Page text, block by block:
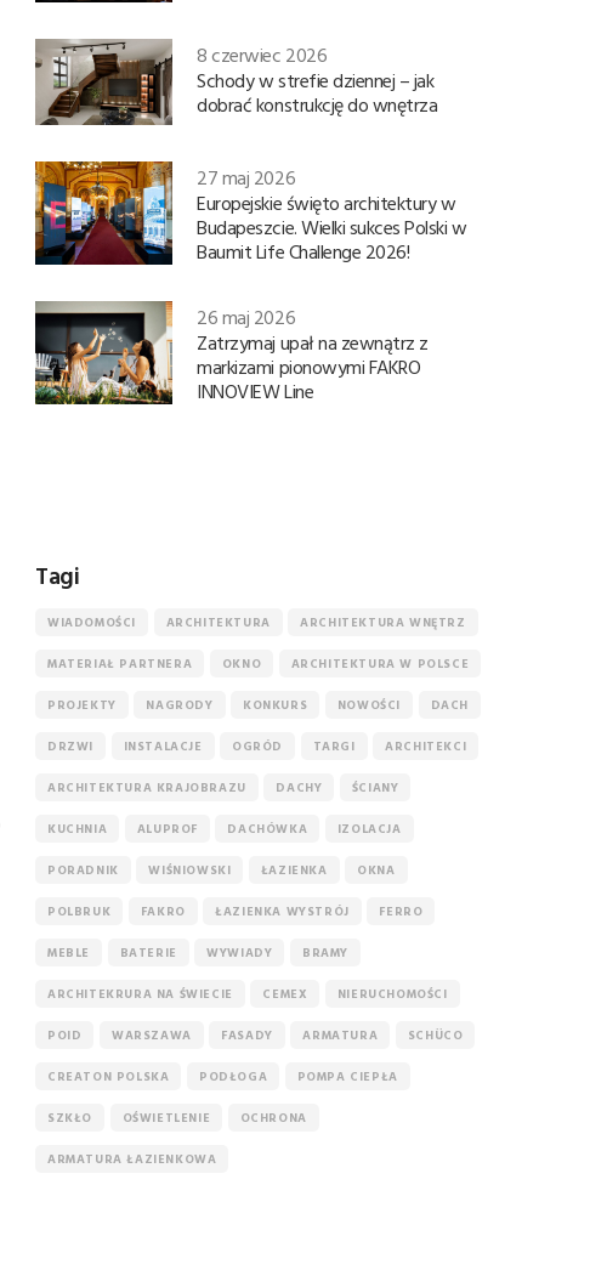
8 czerwiec 2026
Schody w strefie dziennej – jak
dobrać konstrukcję do wnętrza
27 maj 2026
Europejskie święto architektury w
Budapeszcie. Wielki sukces Polski w
Baumit Life Challenge 2026!
26 maj 2026
Zatrzymaj upał na zewnątrz z
markizami pionowymi FAKRO
INNOVIEW Line
Tagi
WIADOMOŚCI ARCHITEKTURA ARCHITEKTURA WNĘTRZ
MATERIAŁ PARTNERA OKNO ARCHITEKTURA W POLSCE
PROJEKTY NAGRODY KONKURS NOWOŚCI DACH
DRZWI INSTALACJE OGRÓD TARGI ARCHITEKCI
ARCHITEKTURA KRAJOBRAZU DACHY ŚCIANY
KUCHNIA ALUPROF DACHÓWKA IZOLACJA
PORADNIK WIŚNIOWSKI ŁAZIENKA OKNA
POLBRUK FAKRO ŁAZIENKA WYSTRÓJ FERRO
MEBLE BATERIE WYWIADY BRAMY
ARCHITEKRURA NA ŚWIECIE CEMEX NIERUCHOMOŚCI
POID WARSZAWA FASADY ARMATURA SCHÜCO
CREATON POLSKA PODŁOGA POMPA CIEPŁA
SZKŁO OŚWIETLENIE OCHRONA
ARMATURA ŁAZIENKOWA